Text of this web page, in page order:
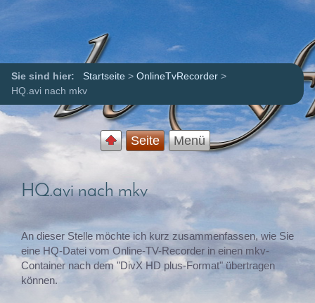
Sie sind hier: Startseite > OnlineTvRecorder >
HQ.avi nach mkv
Seite Menü
HQ.avi nach mkv
An dieser Stelle möchte ich kurz zusammenfassen, wie Sie
eine HQ-Datei vom Online-TV-Recorder in einen mkv-
Container nach dem "DivX HD plus-Format" übertragen
können.